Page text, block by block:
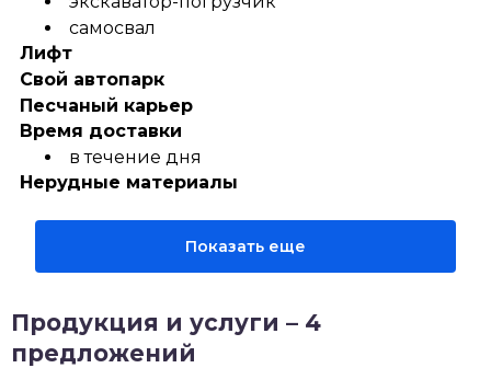
самосвал
Лифт
Свой автопарк
Песчаный карьер
Время доставки
в течение дня
Нерудные материалы
Показать еще
Продукция и услуги – 4
предложений